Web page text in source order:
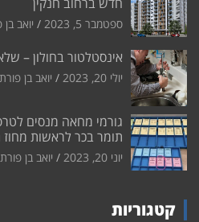
ספטמבר 5, 2023 יואב
אינסטלטור בחולון –
יולי 20, 2023 יואב בן פורת
גורמי מחאה מנסים
תומר בכר לראשות
יוני 20, 2023 יואב בן פורת
קטגוריות